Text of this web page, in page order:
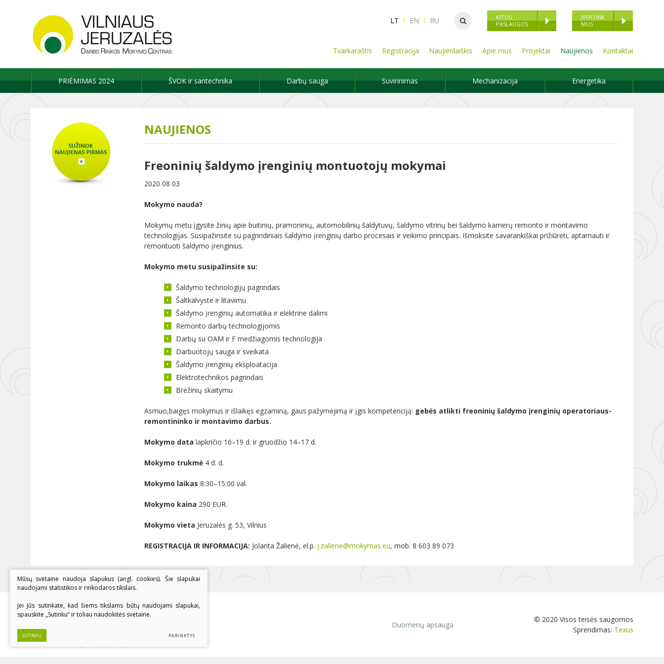
LT EN RU
KITOS
PASLAUGOS
ĮVERTINK
MUS
Tvarkaraštis Registracija Naujienlaiškis Apie mus Projektai Naujienos Kontaktai
PRIĖMIMAS 2024 ŠVOK ir santechnika Darbų sauga Suvirinimas Mechanizacija Energetika
NAUJIENOS
Freoninių šaldymo įrenginių montuotojų mokymai
2020 08 03
Mokymo nauda?
Mokymų metu įgysite žinių apie buitinių, pramoninių, automobilinių šaldytuvų, šaldymo vitrinų bei šaldymo kamerų remonto ir montavimo
technologijas. Susipažinsite su pagrindiniais šaldymo įrenginių darbo procesais ir veikimo principais. Išmoksite savarankiškai prižiūrėti, aptarnauti ir
remontuoti šaldymo įrenginius.
Mokymo metu susipažinsite su:
Šaldymo technologijų pagrindais
Šaltkalvyste ir litavimu
Šaldymo įrenginių automatika ir elektrine dalimi
Remonto darbų technologijomis
Darbų su OAM ir F medžiagomis technologija
Darbuotojų sauga ir sveikata
Šaldymo įrenginių eksploatacija
Elektrotechnikos pagrindais
Brėžinių skaitymu
Asmuo,baigęs mokymus ir išlaikęs egzaminą, gaus pažymėjimą ir įgis kompetenciją: gebės atlikti freoninių šaldymo įrenginių operatoriaus-
remontininko ir montavimo darbus.
Mokymo data lapkričio 16–19 d. ir gruodžio 14–17 d.
Mokymo trukmė 4 d. d.
Mokymo laikas 8:30–15:00 val.
Mokymo kaina 290 EUR.
Mokymo vieta Jeruzalės g. 53, Vilnius
REGISTRACIJA IR INFORMACIJA: Jolanta Žalienė, el.p. j.zaliene@mokymas.eu, mob. 8 603 89 073
Vilniaus Jeruzalės darbo rinkos mokymo centras
Jeruzalės g. 53, LT-08420, Vilnius
Sužinokite naujienas pirmieji!
Duomenų apsauga
© 2020 Visos teisės saugomos
Sprendimas: Texus
Mūsų svetainė naudoja slapukus (angl. cookies). Šie slapukai
naudojami statistikos ir rinkodaros tikslais.
Jei Jūs sutinkate, kad šiems tikslams būtų naudojami slapukai,
spauskite „Sutinku“ ir toliau naudokitės svetaine.
SUTINKU PARINKTYS